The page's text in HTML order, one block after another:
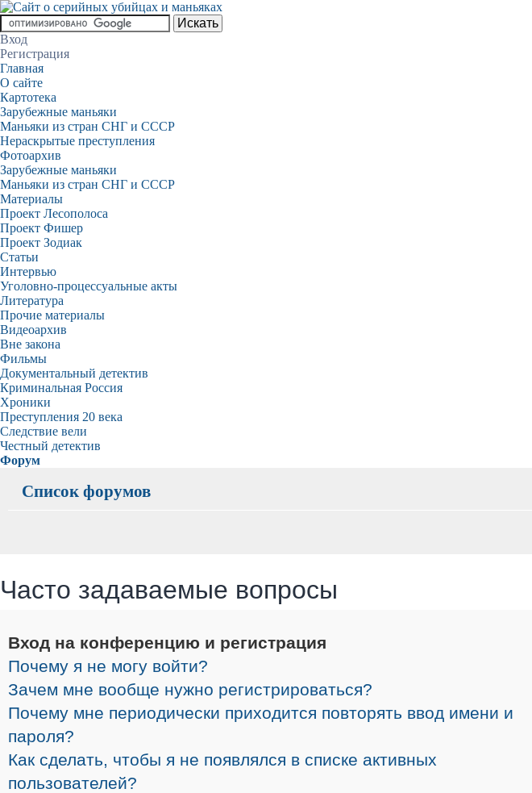
Вход
Регистрация
Главная
О сайте
Картотека
Зарубежные маньяки
Маньяки из стран СНГ и СССР
Нераскрытые преступления
Фотоархив
Зарубежные маньяки
Маньяки из стран СНГ и СССР
Материалы
Проект Лесополоса
Проект Фишер
Проект Зодиак
Статьи
Интервью
Уголовно-процессуальные акты
Литература
Прочие материалы
Видеоархив
Вне закона
Фильмы
Документальный детектив
Криминальная Россия
Хроники
Преступления 20 века
Следствие вели
Честный детектив
Форум
Список форумов
Часто задаваемые вопросы
Вход на конференцию и регистрация
Почему я не могу войти?
Зачем мне вообще нужно регистрироваться?
Почему мне периодически приходится повторять ввод имени и
пароля?
Как сделать, чтобы я не появлялся в списке активных
пользователей?